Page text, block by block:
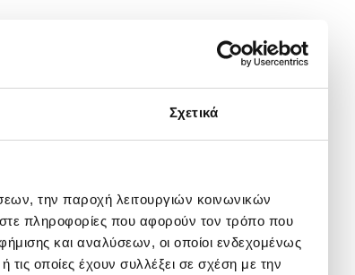
Σχετικά
την παροχή λειτουργιών κοινωνικών
πληροφορίες που αφορούν τον τρόπο που
και αναλύσεων, οι οποίοι ενδεχομένως
οποίες έχουν συλλέξει σε σχέση με την